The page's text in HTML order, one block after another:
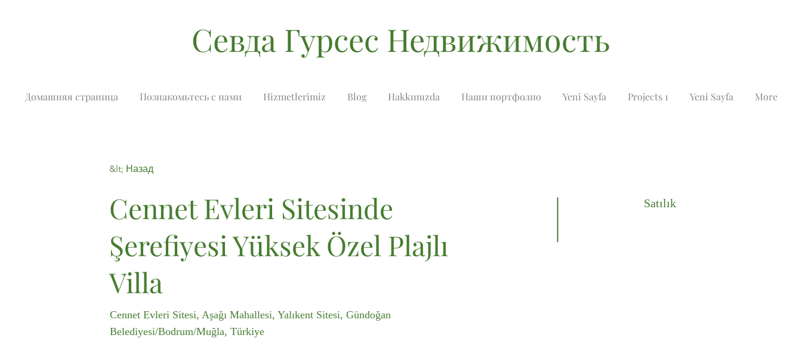
Севда Гурсес Недвижимость
Домашняя страница Познакомьтесь с нами Hizmetlerimiz Blog Hakkımızda Наши портфолио Yeni Sayfa Projects 1 Yeni Sayfa More
&lt; Назад
Cennet Evleri Sitesinde
Şerefiyesi Yüksek Özel Plajlı
Villa
Cennet Evleri Sitesi, Aşağı Mahallesi, Yalıkent Sitesi, Gündoğan
Belediyesi/Bodrum/Muğla, Türkiye
Satılık